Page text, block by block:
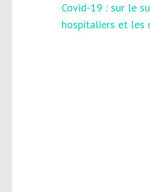
Navigation
de
Covid-19 : sur le
hospitaliers et les